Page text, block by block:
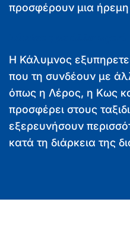
προσφέρουν μια ήρεμη
Η Κάλυμνος
που τη συνδέουν με
όπως η Λέρος, η Κως
προσφέρει στους
εξερευνήσουν
κατά τη διάρκεια της